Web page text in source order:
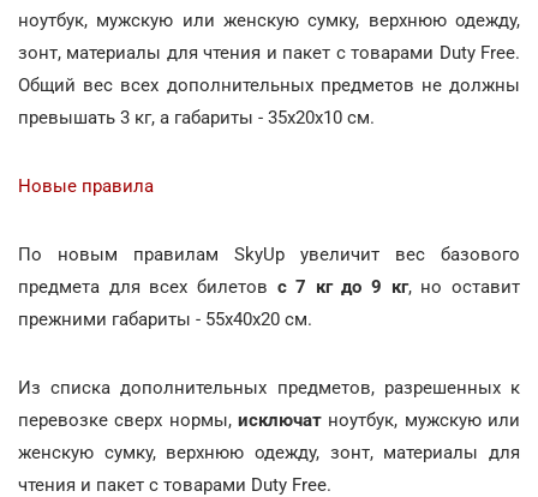
ноутбук, мужскую или женскую сумку, верхнюю одежду,
зонт, материалы для чтения и пакет с товарами Duty Free.
Общий вес всех дополнительных предметов не должны
превышать 3 кг, а габариты - 35х20х10 см.
Новые правила
По новым правилам SkyUp увеличит вес базового
предмета для всех билетов с 7 кг до 9 кг, но оставит
прежними габариты - 55х40х20 см.
Из списка дополнительных предметов, разрешенных к
перевозке сверх нормы, исключат ноутбук, мужскую или
женскую сумку, верхнюю одежду, зонт, материалы для
чтения и пакет с товарами Duty Free.